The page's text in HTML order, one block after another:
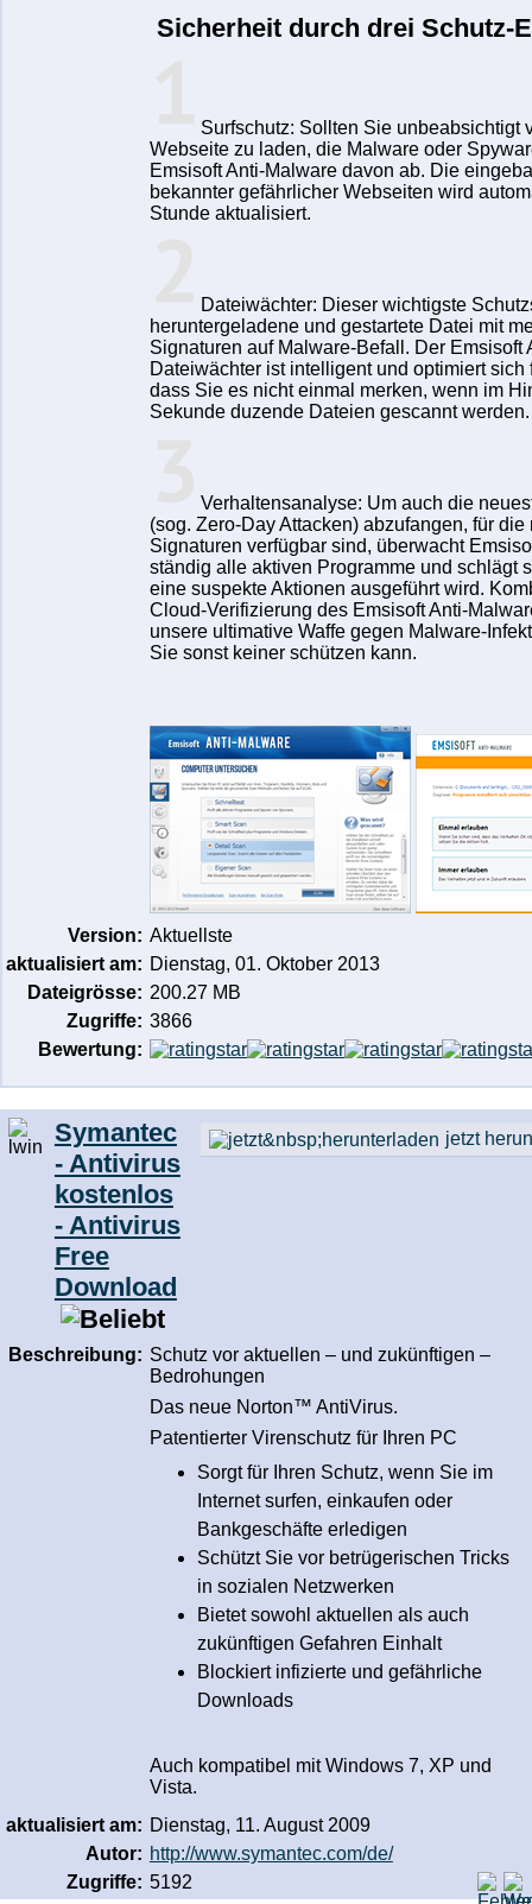
Sicherheit durch drei Schutz-
Surfschutz: Sollten Sie unbeabsichtigt
Webseite zu laden, die Malware oder
Emsisoft Anti-Malware davon ab. Die
bekannter gefährlicher Webseiten wird
Stunde aktualisiert.
Dateiwächter: Dieser wichtigste
heruntergeladene und gestartete Datei mit
Signaturen auf Malware-Befall. Der Emsisoft
Dateiwächter ist intelligent und optimiert sich
dass Sie es nicht einmal merken, wenn im
Sekunde duzende Dateien gescannt werden.
Verhaltensanalyse: Um auch die
(sog. Zero-Day Attacken) abzufangen, für die
Signaturen verfügbar sind, überwacht
ständig alle aktiven Programme und schlägt
eine suspekte Aktionen ausgeführt wird.
Cloud-Verifizierung des Emsisoft Anti-
unsere ultimative Waffe gegen Malware-
Sie sonst keiner schützen kann.
Version: Aktuellste
aktualisiert am: Dienstag, 01. Oktober 2013
Dateigrösse: 200.27 MB
Zugriffe: 3866
Bewertung:
Symantec
- Antivirus
kostenlos
- Antivirus
Free
Download
jetzt
Beschreibung: Schutz vor aktuellen – und zukünftigen –
Bedrohungen
Das neue Norton™ AntiVirus.
Patentierter Virenschutz für Ihren PC
Sorgt für Ihren Schutz, wenn Sie im
Internet surfen, einkaufen oder
Bankgeschäfte erledigen
Schützt Sie vor betrügerischen Tricks
in sozialen Netzwerken
Bietet sowohl aktuellen als auch
zukünftigen Gefahren Einhalt
Blockiert infizierte und gefährliche
Downloads
Auch kompatibel mit Windows 7, XP und
Vista.
aktualisiert am: Dienstag, 11. August 2009
Autor: http://www.symantec.com/de/
Zugriffe: 5192